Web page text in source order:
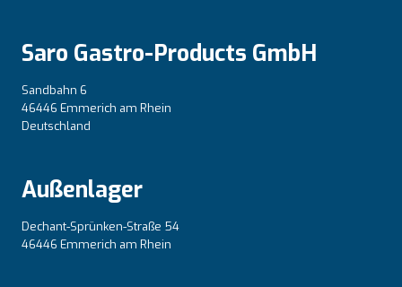
Saro Gastro-Products GmbH
Sandbahn 6
46446 Emmerich am Rhein
Deutschland
Außenlager
Dechant-Sprünken-Straße 54
46446 Emmerich am Rhein